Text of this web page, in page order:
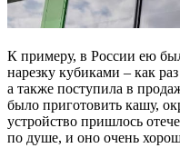
К примеру, в России ею
нарезку кубиками – как
а также поступила в
было приготовить кашу,
устройство пришлось
по душе, и оно очень